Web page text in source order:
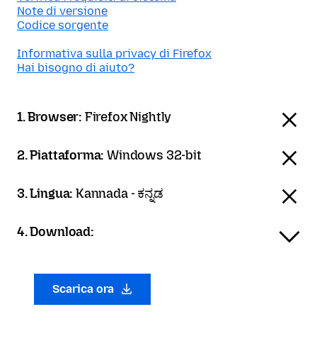
Note di versione
Codice sorgente
Informativa sulla privacy di Firefox
Hai bisogno di aiuto?
1. Browser: Firefox Nightly
2. Piattaforma:Windows 32-bit
3. Lingua:Kannada - ಕನ್ನಡ
4. Download:
Scarica ora